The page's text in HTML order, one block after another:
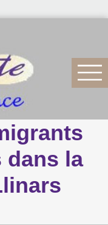
dans la